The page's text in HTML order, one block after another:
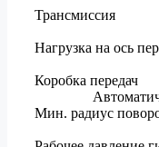
Трансмиссия
Нагрузка на ось
Коробка передач
Мин. радиус